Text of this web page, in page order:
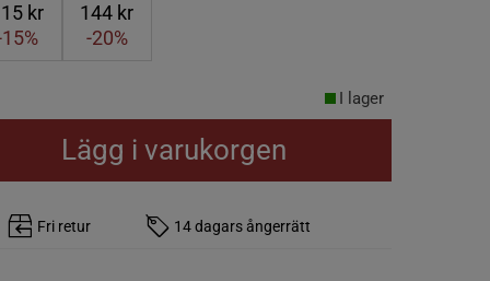
kr
144 kr
-20%
I lager
Lägg i varukorgen
Fri retur 14 dagars ångerrätt